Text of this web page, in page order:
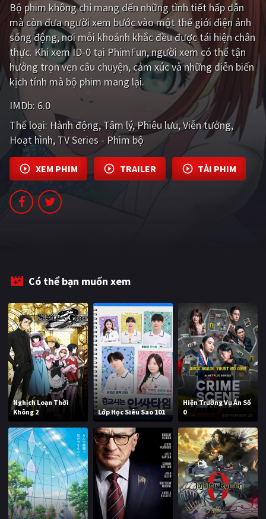
QUỐC GIA
Âu - Mỹ Trung Quốc - Hồng Kông
Hàn Quốc Nhật Bản
Việt Nam
Tổng hợp
CẬP NHẬT
PHIM MỚI
PHIM BỘ
Bộ phim không chỉ mang đến những tình tiết hấp dẫn
mà còn đưa người xem bước vào một thế giới điện ảnh
sống động, nơi mỗi khoảnh khắc đều được tái hiện chân
thực. Khi xem ID-0 tại PhimFun, người xem có thể tận
hưởng trọn vẹn câu chuyện, cảm xúc và những diễn biến
kịch tính mà bộ phim mang lại.
IMDb: 6.0
Thể loại: Hành động Tâm lý Phiêu lưu Viễn tưởng
Hoạt hình TV Series - Phim bộ
XEM PHIM TRAILER TẢI PHIM
Có thể bạn muốn xem
Nghịch Loạn Thời
Không 2
Lớp Học Siêu Sao 101
Hiện Trường Vụ Án Số
0